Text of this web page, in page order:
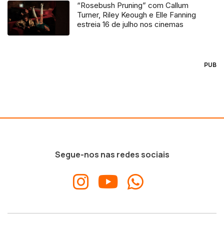
“Rosebush Pruning” com Callum
Turner, Riley Keough e Elle Fanning
estreia 16 de julho nos cinemas
PUB
Segue-nos nas redes sociais